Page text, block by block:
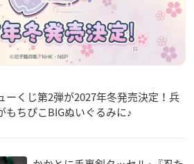
ーくじ第2弾が2027年冬発売決定！兵
ちぴこBIGぬいぐるみに♪